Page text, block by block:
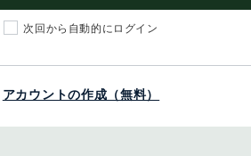
次回から自動的にログイン
アカウントの作成（無料）